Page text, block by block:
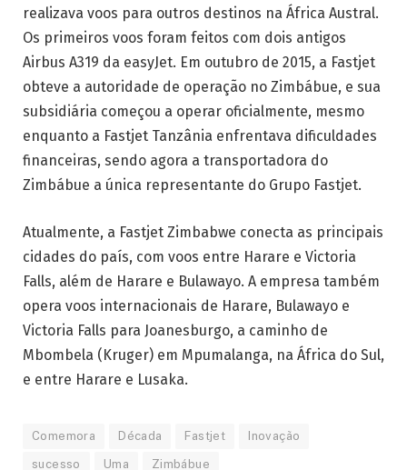
realizava voos para outros destinos na África Austral.
Os primeiros voos foram feitos com dois antigos
Airbus A319 da easyJet. Em outubro de 2015, a Fastjet
obteve a autoridade de operação no Zimbábue, e sua
subsidiária começou a operar oficialmente, mesmo
enquanto a Fastjet Tanzânia enfrentava dificuldades
financeiras, sendo agora a transportadora do
Zimbábue a única representante do Grupo Fastjet.
Atualmente, a Fastjet Zimbabwe conecta as principais
cidades do país, com voos entre Harare e Victoria
Falls, além de Harare e Bulawayo. A empresa também
opera voos internacionais de Harare, Bulawayo e
Victoria Falls para Joanesburgo, a caminho de
Mbombela (Kruger) em Mpumalanga, na África do Sul,
e entre Harare e Lusaka.
Comemora Década Fastjet Inovação
sucesso Uma Zimbábue